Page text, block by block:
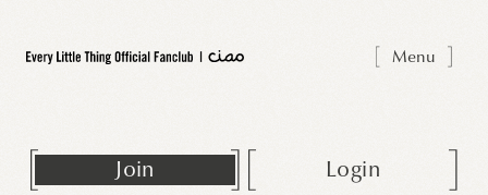
Menu
Join Login